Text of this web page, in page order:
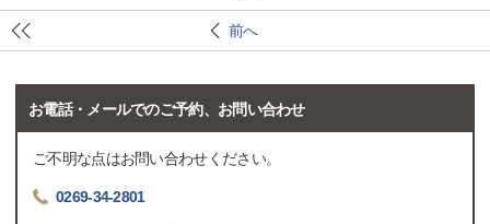
前へ
お電話・メールでのご予約、お問い合わせ
ご不明な点はお問い合わせください。
0269-34-2801